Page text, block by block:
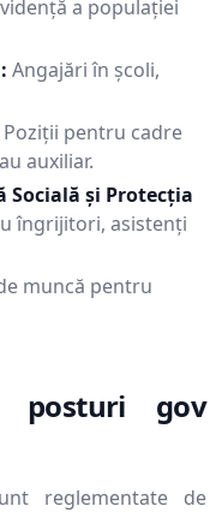
a populației
Angajări în școli,
Poziții pentru cadre
auxiliar.
Socială și Protecția
îngrijitori, asistenți
muncă pentru
posturi gov
reglementate de